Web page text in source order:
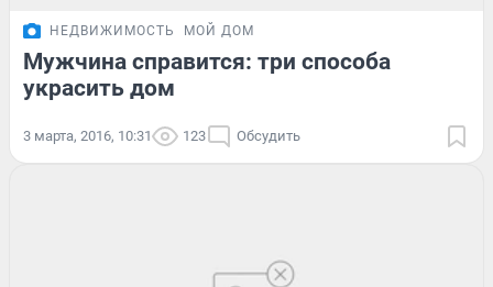
НЕДВИЖИМОСТЬ МОЙ ДОМ
Мужчина справится: три способа
украсить дом
3 марта, 2016, 10:31 123 Обсудить